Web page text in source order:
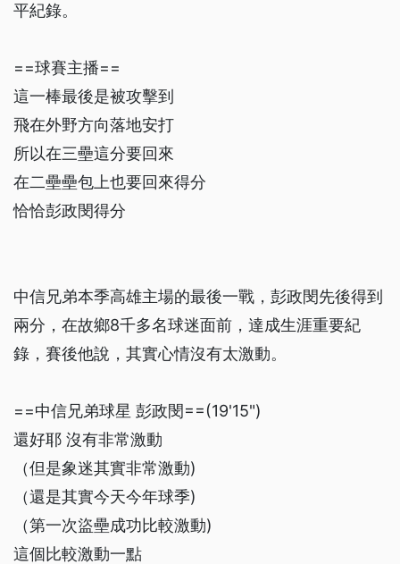
平紀錄。
==球賽主播==
這一棒最後是被攻擊到
飛在外野方向落地安打
所以在三壘這分要回來
在二壘壘包上也要回來得分
恰恰彭政閔得分
中信兄弟本季高雄主場的最後一戰，彭政閔先後得到
兩分，在故鄉8千多名球迷面前，達成生涯重要紀
錄，賽後他說，其實心情沒有太激動。
==中信兄弟球星 彭政閔==(19'15")
還好耶 沒有非常激動
（但是象迷其實非常激動)
（還是其實今天今年球季)
（第一次盜壘成功比較激動)
這個比較激動一點